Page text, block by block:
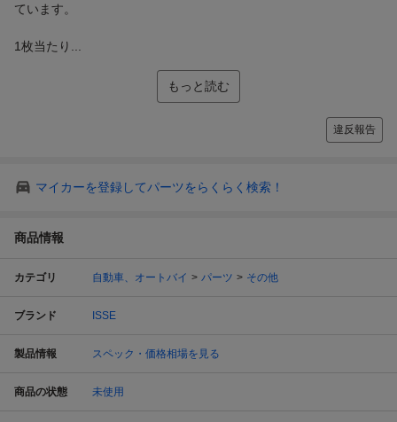
ています。
1枚当たり...
もっと読む
違反報告
マイカーを登録してパーツをらくらく検索！
商品情報
カテゴリ 自動車、オートバイ パーツ その他
ブランド ISSE
製品情報 スペック・価格相場を見る
商品の状態 未使用